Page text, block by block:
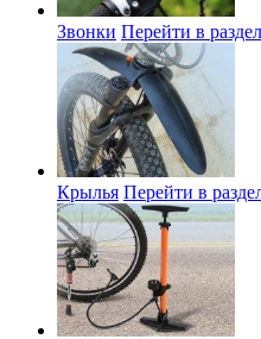
Звонки Перейти в раздел
Крылья Перейти в